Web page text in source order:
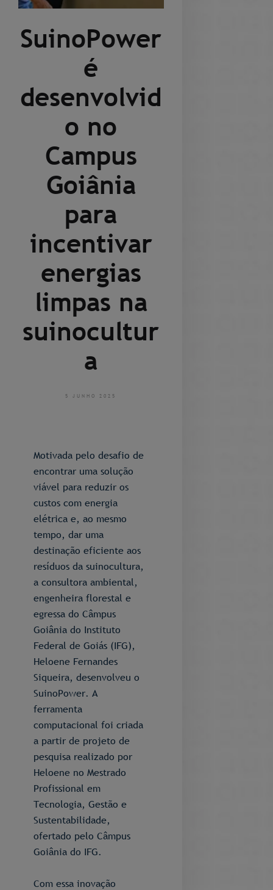
SuinoPower
é
desenvolvid
o no
Campus
Goiânia
para
incentivar
energias
limpas na
suinocultur
a
5 JUNHO 2025
Motivada pelo desafio de
encontrar uma solução
viável para reduzir os
custos com energia
elétrica e, ao mesmo
tempo, dar uma
destinação eficiente aos
resíduos da suinocultura,
a consultora ambiental,
engenheira florestal e
egressa do Câmpus
Goiânia do Instituto
Federal de Goiás (IFG),
Heloene Fernandes
Siqueira, desenvolveu o
SuinoPower. A
ferramenta
computacional foi criada
a partir de projeto de
pesquisa realizado por
Heloene no Mestrado
Profissional em
Tecnologia, Gestão e
Sustentabilidade,
ofertado pelo Câmpus
Goiânia do IFG.
Com essa inovação